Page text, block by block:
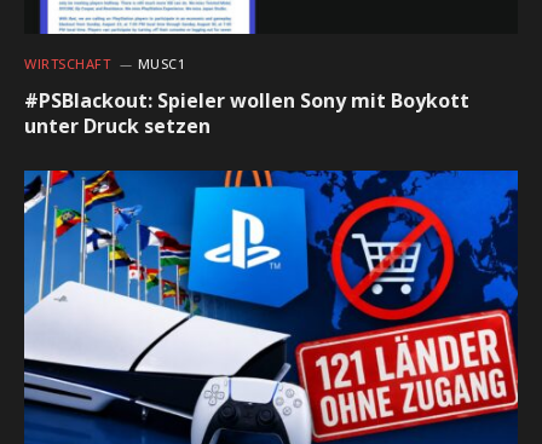
WIRTSCHAFT MUSC1
#PSBlackout: Spieler wollen Sony mit Boykott
unter Druck setzen